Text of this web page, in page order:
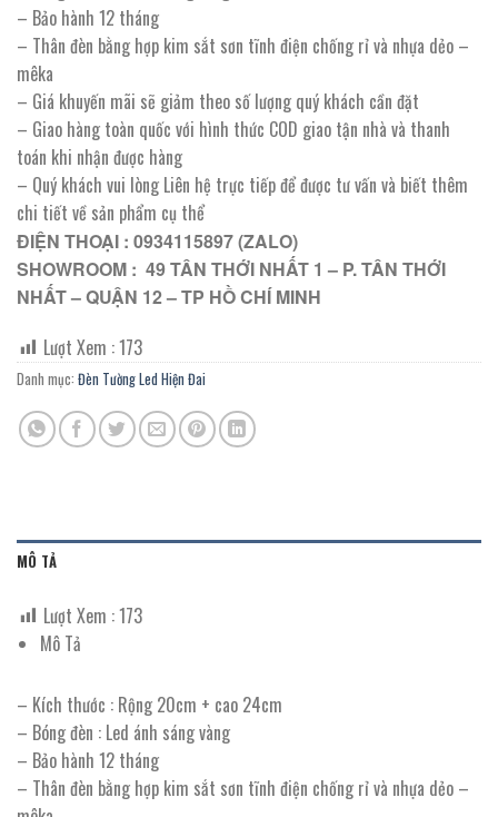
337.000 ₫.
– Bảo hành 12 tháng
– Thân đèn bằng hợp kim sắt sơn tĩnh điện chống rỉ và nhựa dẻo –
mêka
– Giá khuyến mãi sẽ giảm theo số lượng quý khách cần đặt
– Giao hàng toàn quốc với hình thức COD giao tận nhà và thanh
toán khi nhận được hàng
– Quý khách vui lòng Liên hệ trực tiếp để được tư vấn và biết thêm
chi tiết về sản phẩm cụ thể
ĐIỆN THOẠI : 0934115897 (ZALO)
SHOWROOM : 49 TÂN THỚI NHẤT 1 – P. TÂN THỚI
NHẤT – QUẬN 12 – TP HỒ CHÍ MINH
Lượt Xem :173
Danh mục: Đèn Tường Led Hiện Đai
MÔ TẢ
Lượt Xem :173
Mô Tả
– Kích thước : Rộng 20cm + cao 24cm
– Bóng đèn : Led ánh sáng vàng
– Bảo hành 12 tháng
– Thân đèn bằng hợp kim sắt sơn tĩnh điện chống rỉ và nhựa dẻo –